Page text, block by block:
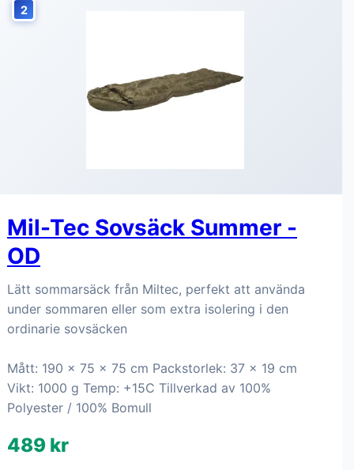
2
Mil-Tec Sovsäck Summer -
OD
Lätt sommarsäck från Miltec, perfekt att använda
under sommaren eller som extra isolering i den
ordinarie sovsäcken
Mått: 190 x 75 x 75 cm Packstorlek: 37 x 19 cm
Vikt: 1000 g Temp: +15C Tillverkad av 100%
Polyester / 100% Bomull
489 kr